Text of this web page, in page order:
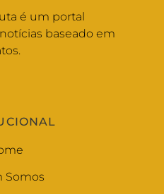
é um portal
baseado em
Somos